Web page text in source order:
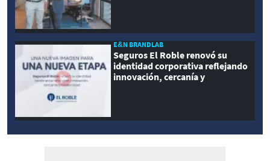
E&N BRANDLAB
Seguros El Roble renovó su
identidad corporativa reflejando
innovación, cercanía y